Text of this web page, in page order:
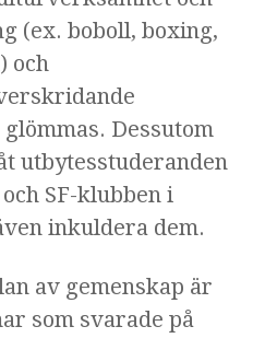
(ex. boboll, boxing,
och
Dessutom
utbytesstuderanden
SF-klubben i
inkuldera dem.
av gemenskap är
som svarade på